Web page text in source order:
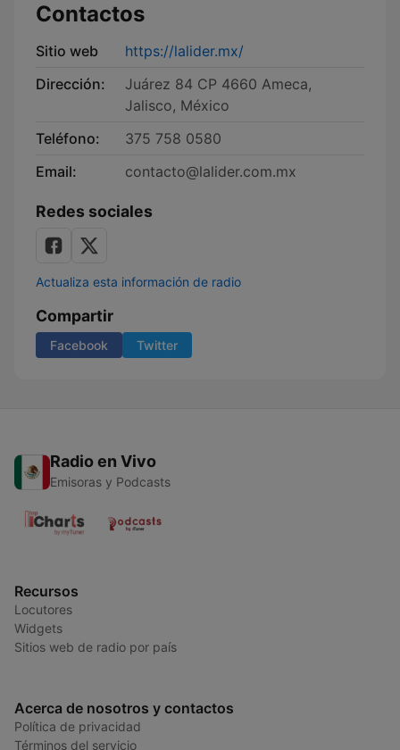
Contactos
Sitio web
https://lalider.mx/
Dirección:
Juárez 84 CP 4660 Ameca,
Jalisco, México
Teléfono:
375 758 0580
Email:
contacto@lalider.com.mx
Redes sociales
Actualiza esta información de radio
Compartir
Facebook Twitter
Radio en Vivo
Emisoras y Podcasts
Recursos
Locutores
Widgets
Sitios web de radio por país
Acerca de nosotros y contactos
Política de privacidad
Términos del servicio